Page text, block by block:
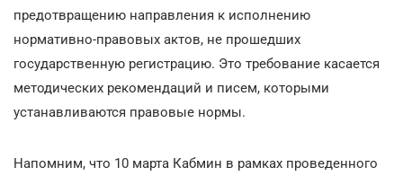
предотвращению направления к исполнению
нормативно-правовых актов, не прошедших
государственную регистрацию. Это требование касается
методических рекомендаций и писем, которыми
устанавливаются правовые нормы.
Напомним, что 10 марта Кабмин в рамках проведенного